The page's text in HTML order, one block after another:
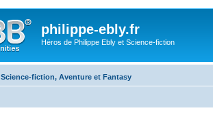
philippe-ebly.fr
Héros de Philippe Ebly et Science-fiction
Science-fiction, Aventure et Fantasy